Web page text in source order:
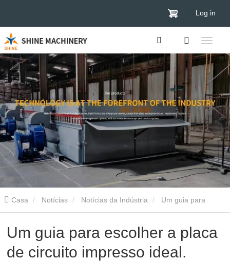
Log in
Casa Notícias Notícias da Indústria
escolher a placa de circuito impresso ideal.
Um guia para escolher a placa
de circuito impresso ideal.